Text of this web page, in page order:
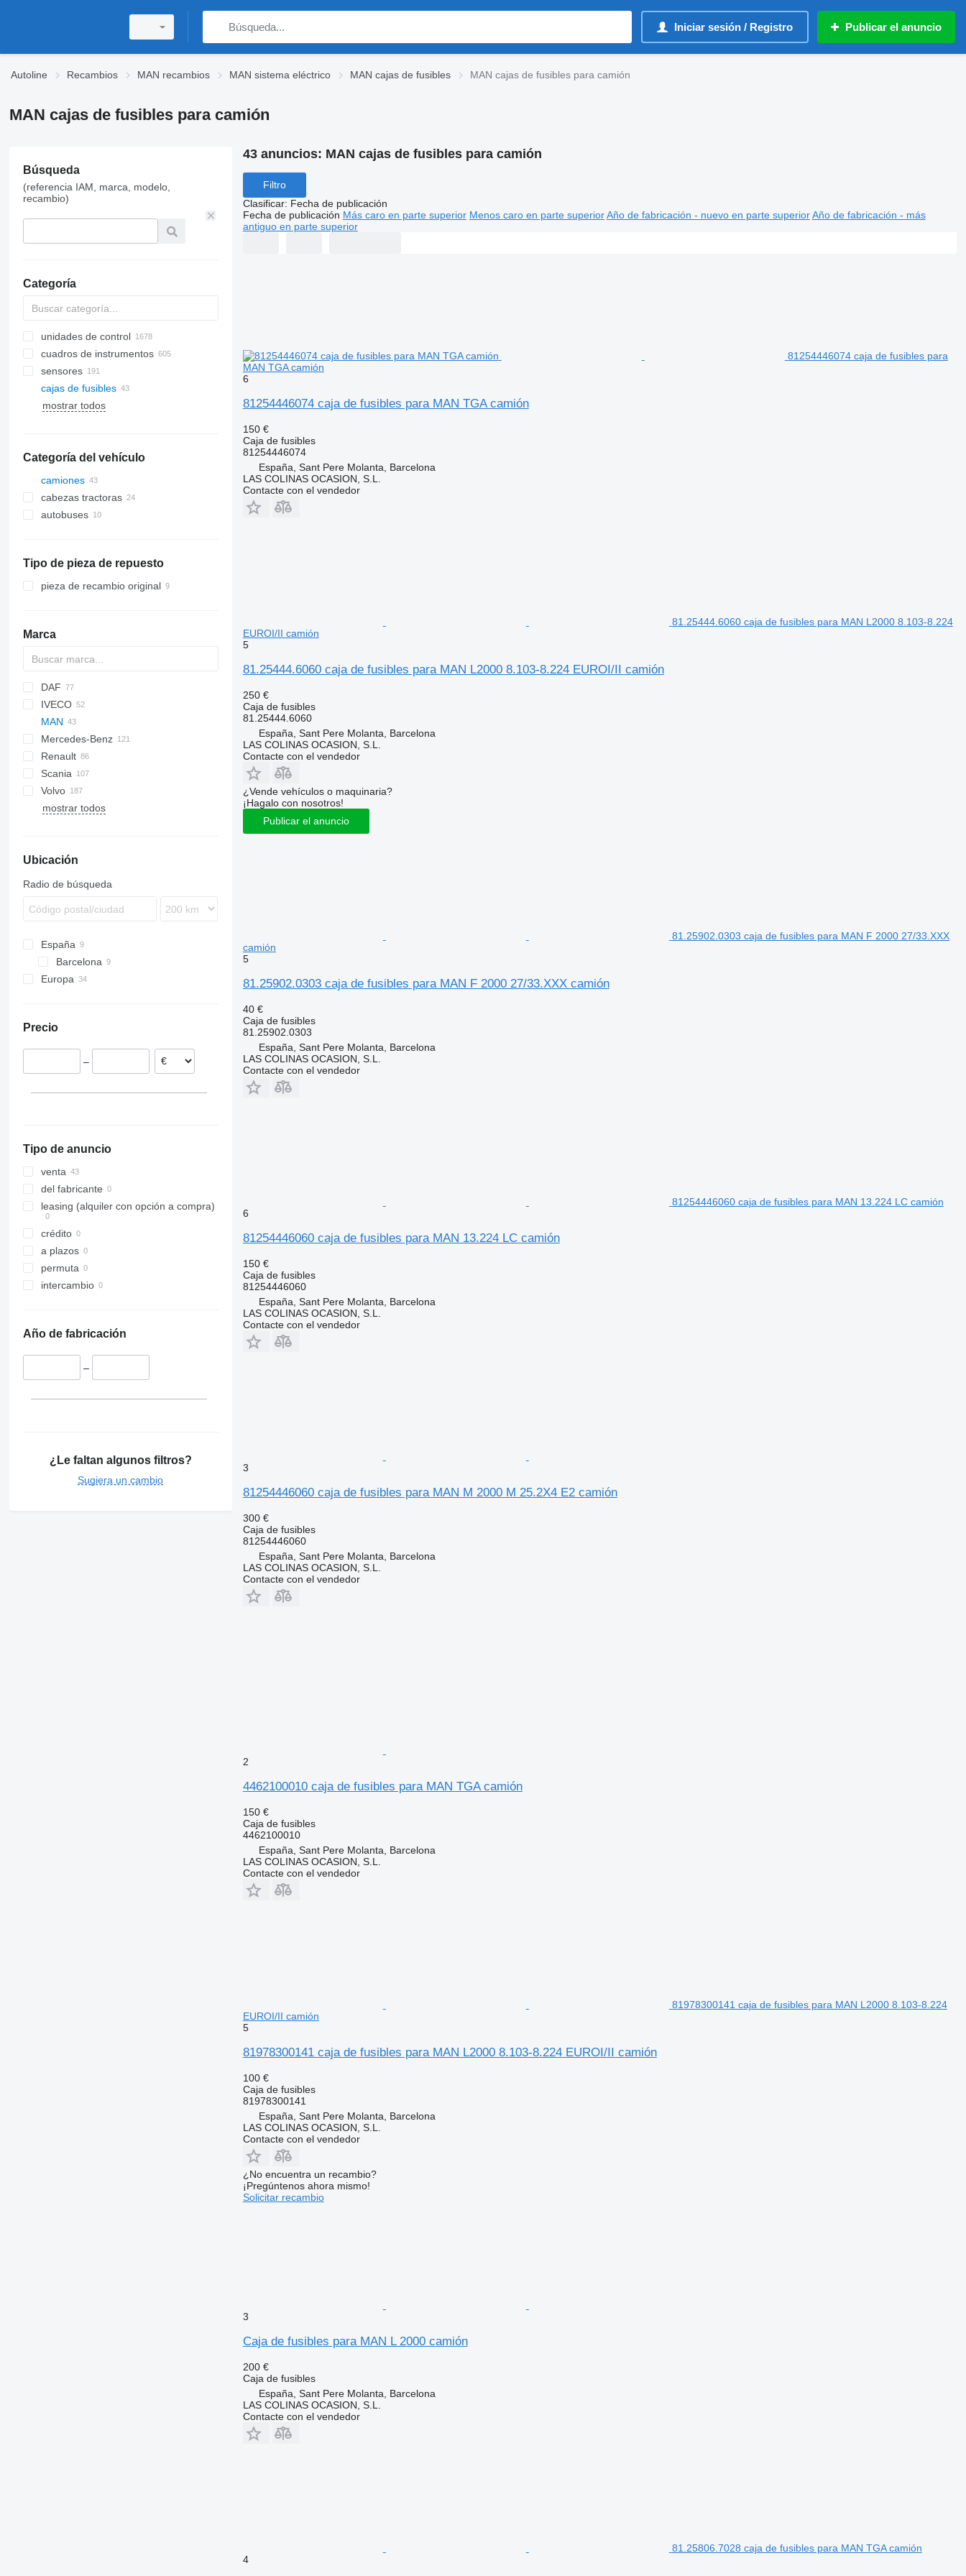
Iniciar sesión / Registro Publicar el anuncio
Autoline Recambios MAN recambios MAN sistema eléctrico MAN cajas de fusibles MAN cajas de fusibles para camión
MAN cajas de fusibles para camión
Búsqueda
(referencia IAM, marca, modelo,
recambio)
Categoría
unidades de control
cuadros de instrumentos
sensores
cajas de fusibles
mostrar todos
Categoría del vehículo
camiones
cabezas tractoras
autobuses
Tipo de pieza de repuesto
pieza de recambio original
Marca
DAF
CF
LF
XF
2000
Transit
IVECO
Daily
EuroCargo
EuroStar
Eurotech
Mago
Stralis
LTM
MAN
A-series
A23
F90
L2000
Lion's series
TGA
TGS
Mercedes-Benz
A-Class
Actros
Antos
Arocs
MB
Countryman
Atleon
Cabstar
Renault
Magnum
Mascott
Midliner
T-series
Scania
G-series
R-series
LT
Transporter
Volvo
FE
FM
VNL
mostrar todos
Ubicación
Radio de búsqueda
España
Barcelona
Europa
Alemania
Bélgica
Precio
–
Tipo de anuncio
venta
del fabricante
leasing (alquiler con opción a compra)
crédito
a plazos
permuta
intercambio
Año de fabricación
–
¿Le faltan algunos filtros?
Sugiera un cambio
43 anuncios: MAN cajas de fusibles para camión
Filtro
Clasificar: Fecha de publicación
Fecha de publicación Más caro en parte superior Menos caro en parte superior Año de fabricación - nuevo en parte superior Año de fabricación - más
antiguo en parte superior
81254446074 caja de fusibles para
MAN TGA camión
6
81254446074 caja de fusibles para MAN TGA camión
150 €
Caja de fusibles
81254446074
España, Sant Pere Molanta, Barcelona
LAS COLINAS OCASION, S.L.
Contacte con el vendedor
81.25444.6060 caja de fusibles para MAN L2000 8.103-8.224
EUROI/II camión
5
81.25444.6060 caja de fusibles para MAN L2000 8.103-8.224 EUROI/II camión
250 €
Caja de fusibles
81.25444.6060
España, Sant Pere Molanta, Barcelona
LAS COLINAS OCASION, S.L.
Contacte con el vendedor
¿Vende vehículos o maquinaria?
¡Hagalo con nosotros!
Publicar el anuncio
81.25902.0303 caja de fusibles para MAN F 2000 27/33.XXX
camión
5
81.25902.0303 caja de fusibles para MAN F 2000 27/33.XXX camión
40 €
Caja de fusibles
81.25902.0303
España, Sant Pere Molanta, Barcelona
LAS COLINAS OCASION, S.L.
Contacte con el vendedor
81254446060 caja de fusibles para MAN 13.224 LC camión
6
81254446060 caja de fusibles para MAN 13.224 LC camión
150 €
Caja de fusibles
81254446060
España, Sant Pere Molanta, Barcelona
LAS COLINAS OCASION, S.L.
Contacte con el vendedor
3
81254446060 caja de fusibles para MAN M 2000 M 25.2X4 E2 camión
300 €
Caja de fusibles
81254446060
España, Sant Pere Molanta, Barcelona
LAS COLINAS OCASION, S.L.
Contacte con el vendedor
2
4462100010 caja de fusibles para MAN TGA camión
150 €
Caja de fusibles
4462100010
España, Sant Pere Molanta, Barcelona
LAS COLINAS OCASION, S.L.
Contacte con el vendedor
81978300141 caja de fusibles para MAN L2000 8.103-8.224
EUROI/II camión
5
81978300141 caja de fusibles para MAN L2000 8.103-8.224 EUROI/II camión
100 €
Caja de fusibles
81978300141
España, Sant Pere Molanta, Barcelona
LAS COLINAS OCASION, S.L.
Contacte con el vendedor
¿No encuentra un recambio?
¡Pregúntenos ahora mismo!
Solicitar recambio
3
Caja de fusibles para MAN L 2000 camión
200 €
Caja de fusibles
España, Sant Pere Molanta, Barcelona
LAS COLINAS OCASION, S.L.
Contacte con el vendedor
81.25806.7028 caja de fusibles para MAN TGA camión
4